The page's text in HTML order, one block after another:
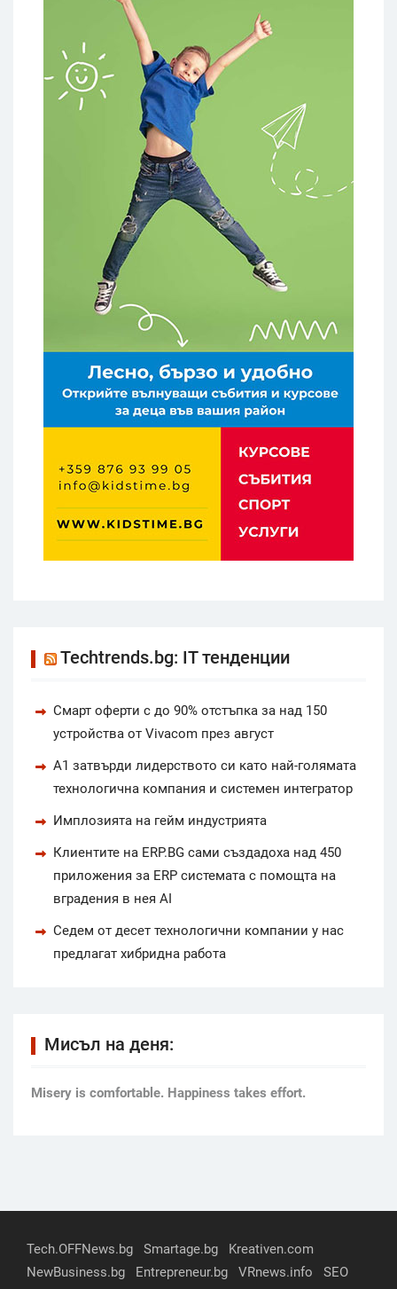
Techtrends.bg: IT тенденции
Смарт оферти с до 90% отстъпка за над 150
устройства от Vivacom през август
А1 затвърди лидерството си като най-голямата
технологична компания и системен интегратор
Имплозията на гейм индустрията
Клиентите на ERP.BG сами създадоха над 450
приложения за ERP системата с помощта на
вградения в нея AI
Седем от десет технологични компании у нас
предлагат хибридна работа
Мисъл на деня:
Мisery is comfortable. Happiness takes effort.
Tech.OFFNews.bg Smartage.bg
Kreativen.com
NewBusiness.bg
Entrepreneur.bg VRnews.info
SEO